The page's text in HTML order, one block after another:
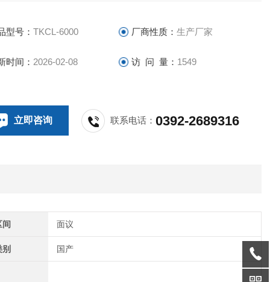
型号：TKCL-6000 厂商性质： 生产厂家
时间： 2026-02-08 访 问 量： 1549
立即咨询 联系电话：0392-2689316
面议
国产